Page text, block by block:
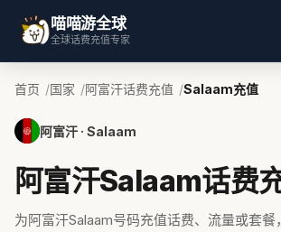
喵喵游全球
全球话费充值专家
首页 国家 阿富汗话费充值 Salaam充值
阿富汗 · Salaam
阿富汗Salaam话费
为阿富汗Salaam号码充值话费、流量或套